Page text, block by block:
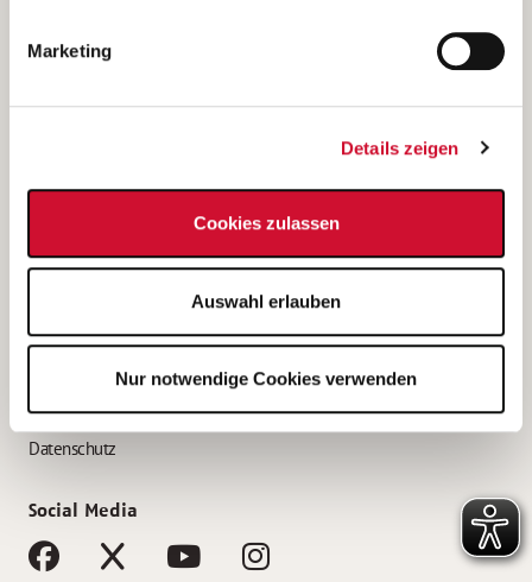
Marketing
Details zeigen
Cookies zulassen
Auswahl erlauben
Nur notwendige Cookies verwenden
Bewerbung als Altenpflegehelfer*in
Bewerbung als Erzieher*in
AWO Gliederungen nach Bundesland
Impressum
Datenschutz
Social Media